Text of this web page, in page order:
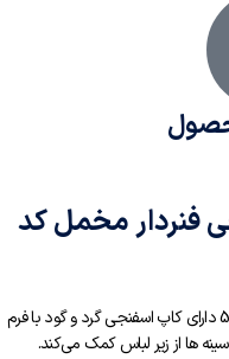
مخمل کد
ست شورت و سوتین اسفنجی فنردار مخمل کد 5259 دارای کاپ اسفنجی گرد و گود با فرم
ها از زیر لباس کمک می‌کند.